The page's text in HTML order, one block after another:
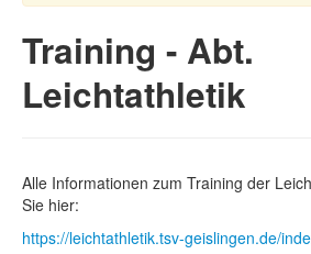
Training - Abt.
Leichtathletik
Alle Informationen zum Training der
Sie hier:
https://leichtathletik.tsv-geislingen.de/